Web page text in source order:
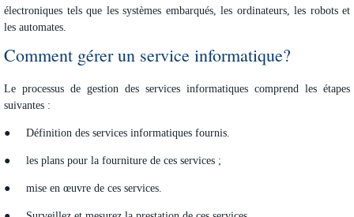
électroniques tels que les systèmes embarqués, les ordinateurs, les robots et
les automates.
Comment gérer un service informatique?
Le processus de gestion des services informatiques comprend les étapes
suivantes :
● Définition des services informatiques fournis.
● les plans pour la fourniture de ces services ;
● mise en œuvre de ces services.